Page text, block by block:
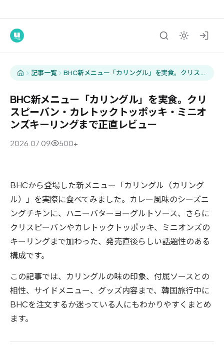
記事一覧
BHC新メニュー「カリングル」を実食。クリスピ
BHC新メニュー「カリングル」を実食。クリ
スピーバン・カレトックトッポッキ・ミニオ
ンズキーリングまで正直レビュー
2026.07.09 500+
BHCから登場した新メニュー「カリングル（カリング
ル）」を実際に食べてみました。カレー風味のシーズニ
ングチキンに、ハニーバターヨーグルトソース、さらに
クリスピーバンやカレトックトッポッキ、ミニオンズの
キーリングまで加わった、発売直後らしい話題性のある
構成です。
この記事では、カリングルの味の印象、付属ソースとの
相性、サイドメニュー、グッズ内容まで、韓国旅行中に
BHCを注文するか迷っている人にもわかりやすくまとめ
ます。